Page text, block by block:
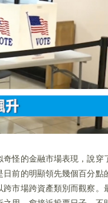
怪的金融市場表現，說穿
前的明顯領先幾個百分點
市場跨資產類別而觀察。